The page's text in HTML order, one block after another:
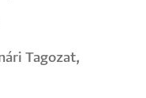
Tagozat,